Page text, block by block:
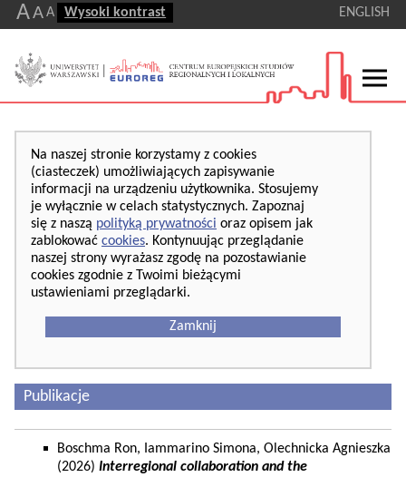
AA A Wysoki kontrast ENGLISH
Na naszej stronie korzystamy z cookies
(ciasteczek) umożliwiających zapisywanie
informacji na urządzeniu użytkownika. Stosujemy
je wyłącznie w celach statystycznych. Zapoznaj
się z naszą polityką prywatności oraz opisem jak
zablokować cookies. Kontynuując przeglądanie
naszej strony wyrażasz zgodę na pozostawianie
cookies zgodnie z Twoimi bieżącymi
ustawieniami przeglądarki.
Zamknij
Publikacje
Boschma Ron, Iammarino Simona, Olechnicka Agnieszka
(2026) Interregional collaboration and the